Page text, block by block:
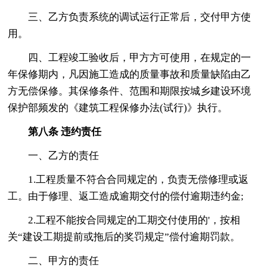
三、乙方负责系统的调试运行正常后，交付甲方使
用。
四、工程竣工验收后，甲方方可使用，在规定的一
年保修期内，凡因施工造成的质量事故和质量缺陷由乙
方无偿保修。其保修条件、范围和期限按城乡建设环境
保护部频发的《建筑工程保修办法(试行)》执行。
第八条 违约责任
一、乙方的责任
1.工程质量不符合合同规定的，负责无偿修理或返
工。由于修理、返工造成逾期交付的偿付逾期违约金;
2.工程不能按合同规定的工期交付使用的'，按相
关“建设工期提前或拖后的奖罚规定”偿付逾期罚款。
二、甲方的责任